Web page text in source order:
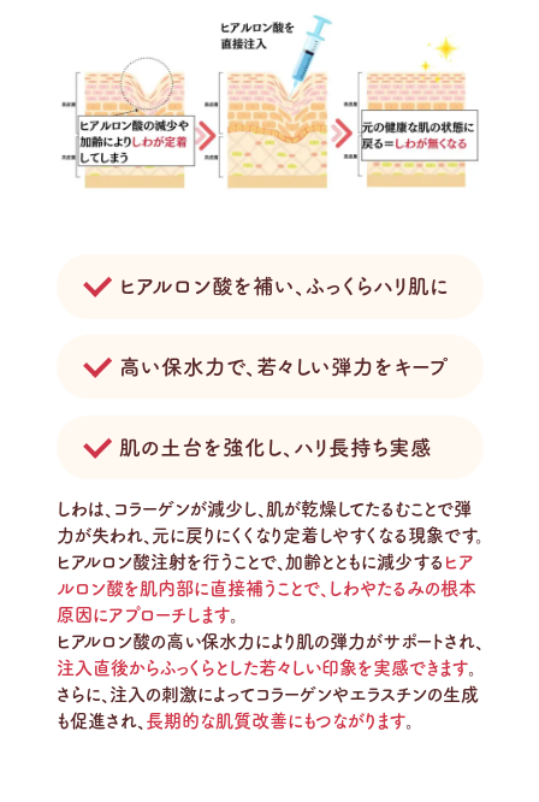
ヒアルロン酸を補い、ふっくらハリ肌に
高い保水力で、若々しい弾力をキープ
肌の土台を強化し、ハリ長持ち実感
しわは、コラーゲンが減少し、肌が乾燥してたるむことで弾
力が失われ、元に戻りにくくなり定着しやすくなる現象です。
ヒアルロン酸注射を行うことで、加齢とともに減少する ヒア
ルロン酸を肌内部に直接補うことで、しわやたるみの根本
原因にアプローチします。
ヒアルロン酸の高い保水力により肌の弾力がサポートされ、
注入直後からふっくらとした若々しい印象を実感できます。
さらに、注入の刺激によってコラーゲンやエラスチンの生成
も促進され、 長期的な肌質改善にもつながります。